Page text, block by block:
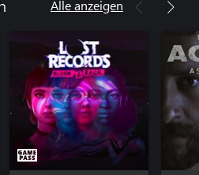
Alle anzeigen